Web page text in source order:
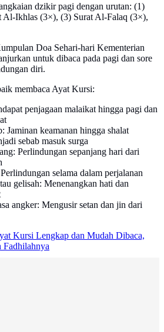
dzikir pagi dengan urutan: (1)
Ikhlas (3×), (3) Surat Al-Falaq (3×),
Doa Sehari-hari Kementerian
untuk dibaca pada pagi dan sore
diri.
membaca Ayat Kursi:
penjagaan malaikat hingga pagi dan
Jaminan keamanan hingga shalat
sebab masuk surga
Perlindungan sepanjang hari dari
selama dalam perjalanan
gelisah: Menenangkan hati dan
angker: Mengusir setan dan jin dari
Kursi Lengkap dan Mudah Dibaca,
Fadhilahnya